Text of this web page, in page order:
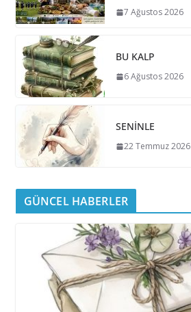
7 Ağustos 2026
BU KALP
6 Ağustos 2026
SENİNLE
22 Temmuz 2026
GÜNCEL HABERLER